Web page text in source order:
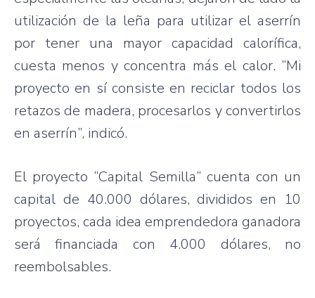
utilización de la leña para utilizar el aserrín
por tener una mayor capacidad calorífica,
cuesta menos y concentra más el calor. “Mi
proyecto en sí consiste en reciclar todos los
retazos de madera, procesarlos y convertirlos
en aserrín”, indicó.
El proyecto “Capital Semilla” cuenta con un
capital de 40.000 dólares, divididos en 10
proyectos, cada idea emprendedora ganadora
será financiada con 4.000 dólares, no
reembolsables.